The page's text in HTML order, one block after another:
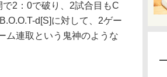
2：0で破り、2試合目もC
d[S]に対して、2ゲー
ム連取という鬼神のような